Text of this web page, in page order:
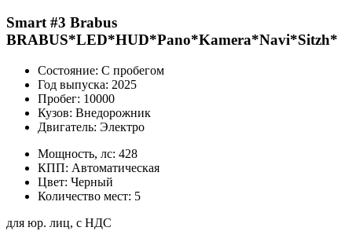
Smart #3 Brabus
BRABUS*LED*HUD*Pano*Kamera*Navi*Sitzh*
Состояние: С пробегом
Год выпуска: 2025
Пробег: 10000
Кузов: Внедорожник
Двигатель: Электро
Мощность, лс: 428
КПП: Автоматическая
Цвет: Черный
Количество мест: 5
для юр. лиц, с НДС